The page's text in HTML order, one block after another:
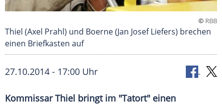
© RBB
Thiel (Axel Prahl) und Boerne (Jan Josef Liefers) brechen
einen Briefkasten auf
27.10.2014 - 17:00 Uhr
Kommissar Thiel bringt im "Tatort" einen